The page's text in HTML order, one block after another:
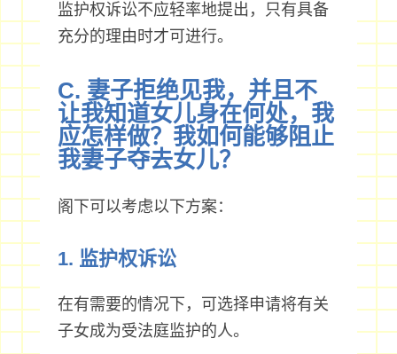
监护权诉讼不应轻率地提出，只有具备
充分的理由时才可进行。
C. 妻子拒绝见我，并且不
让我知道女儿身在何处，我
应怎样做？我如何能够阻止
我妻子夺去女儿？
阁下可以考虑以下方案：
1. 监护权诉讼
在有需要的情况下，可选择申请将有关
子女成为受法庭监护的人。